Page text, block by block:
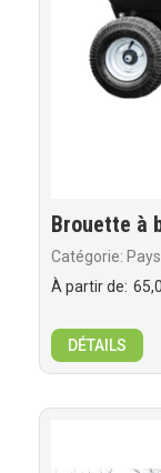
Brouette à
Catégorie:
À partir de:
DÉTAILS